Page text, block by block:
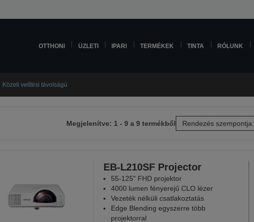
OTTHONI ÜZLETI IPARI TERMÉKEK TINTA RÓLUNK
Közeli vetítési távolságú
Megjelenítve: 1 - 9 a 9 termékből Rendezés szempontja:
EB-L210SF Projector
55-125" FHD projektor
4000 lumen fényerejű CLO lézer
Vezeték nélküli csatlakoztatás
Edge Blending egyszerre több
projektorral